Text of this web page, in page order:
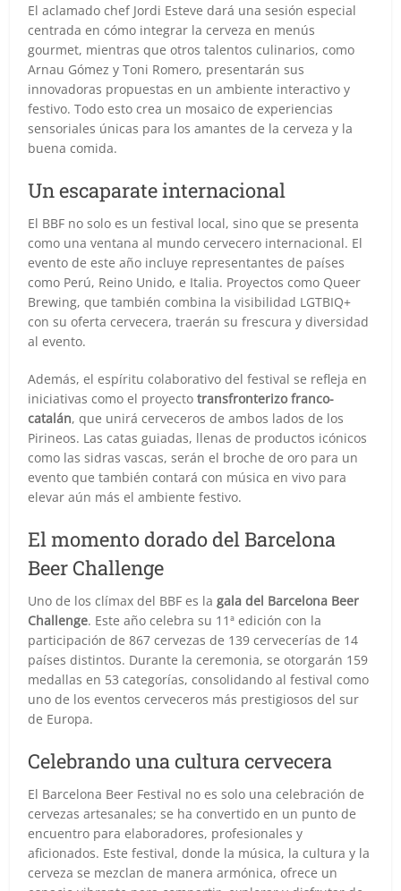
El aclamado chef Jordi Esteve dará una sesión especial
centrada en cómo integrar la cerveza en menús
gourmet, mientras que otros talentos culinarios, como
Arnau Gómez y Toni Romero, presentarán sus
innovadoras propuestas en un ambiente interactivo y
festivo. Todo esto crea un mosaico de experiencias
sensoriales únicas para los amantes de la cerveza y la
buena comida.
Un escaparate internacional
El BBF no solo es un festival local, sino que se presenta
como una ventana al mundo cervecero internacional. El
evento de este año incluye representantes de países
como Perú, Reino Unido, e Italia. Proyectos como Queer
Brewing, que también combina la visibilidad LGTBIQ+
con su oferta cervecera, traerán su frescura y diversidad
al evento.
Además, el espíritu colaborativo del festival se refleja en
iniciativas como el proyectotransfronterizo franco-
catalán, que unirá cerveceros de ambos lados de los
Pirineos. Las catas guiadas, llenas de productos icónicos
como las sidras vascas, serán el broche de oro para un
evento que también contará con música en vivo para
elevar aún más el ambiente festivo.
El momento dorado del Barcelona
Beer Challenge
Uno de los clímax del BBF es lagala del Barcelona Beer
Challenge. Este año celebra su 11ª edición con la
participación de 867 cervezas de 139 cervecerías de 14
países distintos. Durante la ceremonia, se otorgarán 159
medallas en 53 categorías, consolidando al festival como
uno de los eventos cerveceros más prestigiosos del sur
de Europa.
Celebrando una cultura cervecera
El Barcelona Beer Festival no es solo una celebración de
cervezas artesanales; se ha convertido en un punto de
encuentro para elaboradores, profesionales y
aficionados. Este festival, donde la música, la cultura y la
cerveza se mezclan de manera armónica, ofrece un